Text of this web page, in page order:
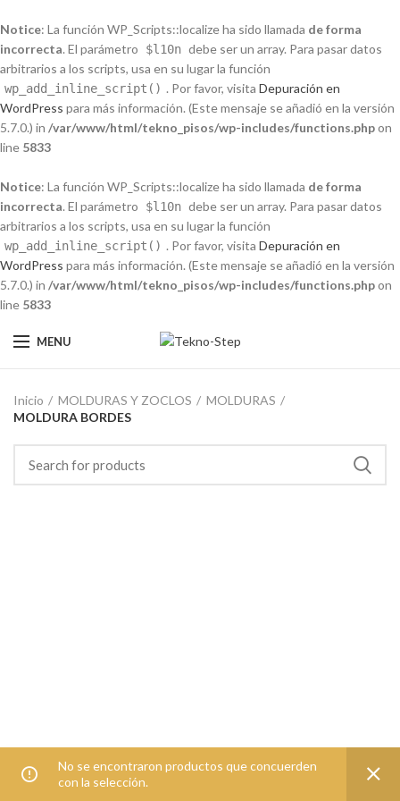
Notice: La función WP_Scripts::localize ha sido llamada de forma
incorrecta. El parámetro $l10n debe ser un array. Para pasar datos
arbitrarios a los scripts, usa en su lugar la función
wp_add_inline_script() . Por favor, visita Depuración en
WordPress para más información. (Este mensaje se añadió en la versión
5.7.0.) in /var/www/html/tekno_pisos/wp-includes/functions.phpon
line 5833
Notice: La función WP_Scripts::localize ha sido llamada de forma
incorrecta. El parámetro $l10n debe ser un array. Para pasar datos
arbitrarios a los scripts, usa en su lugar la función
wp_add_inline_script() . Por favor, visita Depuración en
WordPress para más información. (Este mensaje se añadió en la versión
5.7.0.) in /var/www/html/tekno_pisos/wp-includes/functions.phpon
line 5833
MENU
Inicio MOLDURAS Y ZOCLOS
MOLDURAS
MOLDURA BORDES
No se encontraron productos que concuerden
con la selección.